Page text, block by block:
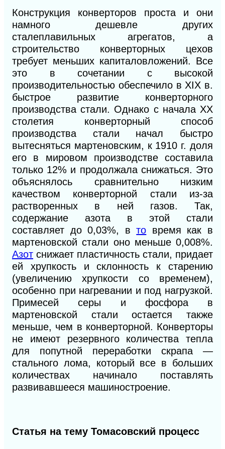
Конструкция конверторов проста и они
намного дешевле других
сталеплавильных агрегатов, а
строительство конверторных цехов
требует меньших капиталовложений. Все
это в сочетании с высокой
производительностью обеспечило в XIX в.
быстрое развитие конверторного
производства стали. Однако с начала XX
столетия конверторный способ
производства стали начал быстро
вытесняться мартеновским, к 1910 г. доля
его в мировом производстве составила
только 12% и продолжала снижаться. Это
объяснялось сравнительно низким
качеством конверторной стали из-за
растворенных в ней газов. Так,
содержание азота в этой стали
составляет до 0,03%, вто время как в
мартеновской стали оно меньше 0,008%.
Азот снижает пластичность стали, придает
ей хрупкость и склонность к старению
(увеличению хрупкости со временем),
особенно при нагревании и под нагрузкой.
Примесей серы и фосфора в
мартеновской стали остается также
меньше, чем в конверторной. Конверторы
не имеют резервного количества тепла
для попутной переработки скрапа —
стального лома, который все в больших
количествах начинало поставлять
развивавшееся машиностроение.
Статья на тему Томасовский процесс